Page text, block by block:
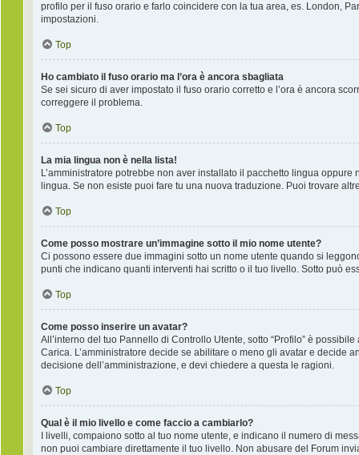
profilo per il fuso orario e farlo coincidere con la tua area, es. London,
impostazioni.
Top
Ho cambiato il fuso orario ma l’ora è ancora sbagliata
Se sei sicuro di aver impostato il fuso orario corretto e l’ora è ancora
correggere il problema.
Top
La mia lingua non è nella lista!
L’amministratore potrebbe non aver installato il pacchetto lingua
lingua. Se non esiste puoi fare tu una nuova traduzione. Puoi trovare
Top
Come posso mostrare un’immagine sotto il mio nome utente?
Ci possono essere due immagini sotto un nome utente quando si
punti che indicano quanti interventi hai scritto o il tuo livello. Sotto può
Top
Come posso inserire un avatar?
All’interno del tuo Pannello di Controllo Utente, sotto “Profilo” è
Carica. L’amministratore decide se abilitare o meno gli avatar e decide
decisione dell’amministrazione, e devi chiedere a questa le ragioni.
Top
Qual è il mio livello e come faccio a cambiarlo?
I livelli, compaiono sotto al tuo nome utente, e indicano il numero di
non puoi cambiare direttamente il tuo livello. Non abusare del Forum